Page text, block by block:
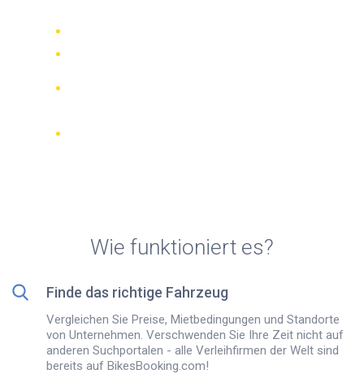
Wie funktioniert es?
Finde das richtige Fahrzeug
Vergleichen Sie Preise, Mietbedingungen und Standorte
von Unternehmen. Verschwenden Sie Ihre Zeit nicht auf
anderen Suchportalen - alle Verleihfirmen der Welt sind
bereits auf BikesBooking.com!